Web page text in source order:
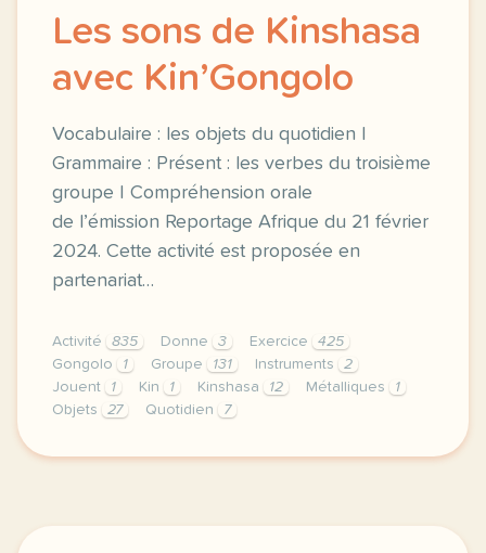
Les sons de Kinshasa
avec Kin’Gongolo
Vocabulaire : les objets du quotidien |
Grammaire : Présent : les verbes du troisième
groupe | Compréhension orale
de l’émission Reportage Afrique du 21 février
2024. Cette activité est proposée en
partenariat…
Activité 835 Donne 3 Exercice
425
Gongolo
1 Groupe 131 Instruments
2
Jouent
1 Kin 1 Kinshasa 12 Métalliques
1
Objets
27 Quotidien 7
exercice b1 les sons de kinshasa avec kin